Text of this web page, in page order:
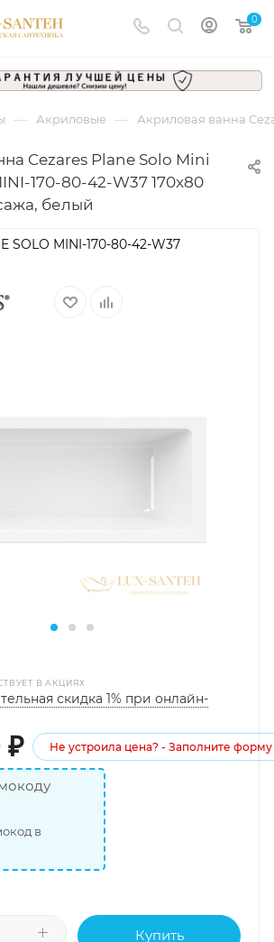
0
— Акриловые — Акриловая ванна
Cezares Plane Solo Mini
170-80-42-W37 170x80
белый
SOLO MINI-170-80-42-W37
В АКЦИЯХ
скидка 1% при онлайн-
₽ Не устроила цена? - Заполните форму
в
Купить